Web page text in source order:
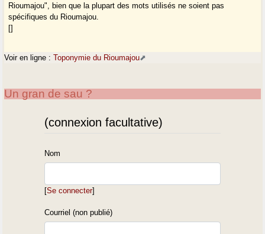
Rioumajou", bien que la plupart des mots utilisés ne soient pas
spécifiques du Rioumajou.
[]
Voir en ligne :Toponymie du Rioumajou
Un gran de sau ?
(connexion facultative)
Nom
[Se connecter]
Courriel (non publié)